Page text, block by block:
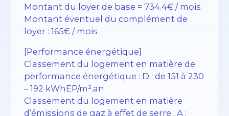
Montant du loyer de base = 734.4€ / mois
Montant éventuel du complément de
loyer : 165€ / mois
[Performance énergétique]
Classement du logement en matière de
performance énergétique : D : de 151 à 230
– 192 kWhEP/m².an
Classement du logement en matière
d’émissions de gaz à effet de serre : A :